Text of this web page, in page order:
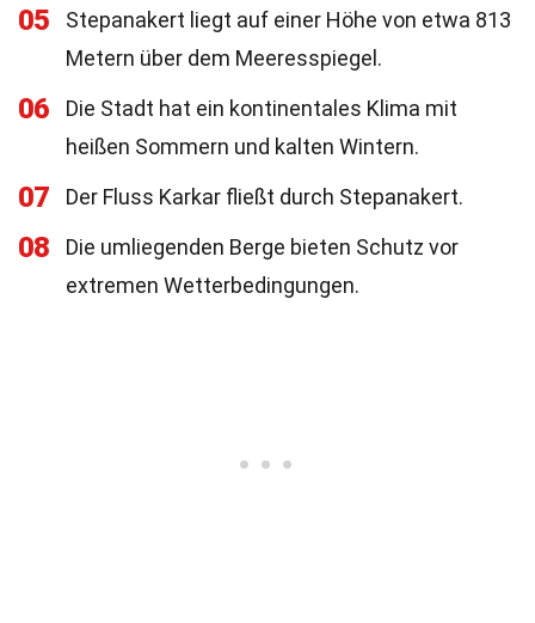
05
Stepanakert liegt auf einer Höhe von etwa 813
Metern über dem Meeresspiegel.
06
Die Stadt hat ein kontinentales Klima mit
heißen Sommern und kalten Wintern.
07 Der Fluss Karkar fließt durch Stepanakert.
08
Die umliegenden Berge bieten Schutz vor
extremen Wetterbedingungen.